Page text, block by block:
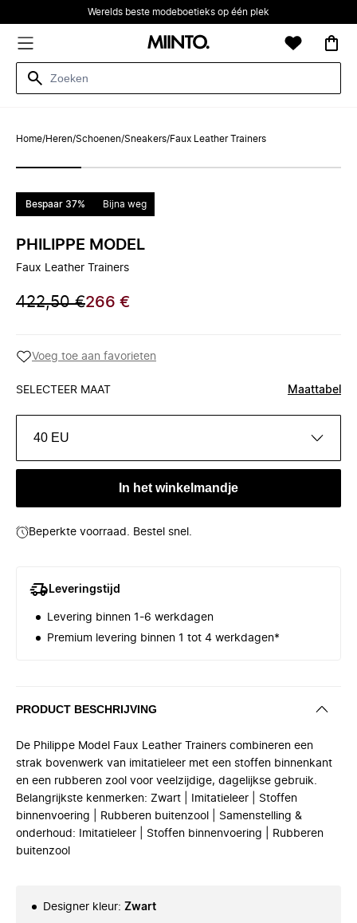
Werelds beste modeboetieks op één plek
Home/Heren/Schoenen/Sneakers/Faux Leather Trainers
Bespaar 37% Bijna weg
PHILIPPE MODEL
Faux Leather Trainers
422,50 €266 €
Voeg toe aan favorieten
SELECTEER MAAT Maattabel
40 EU
In het winkelmandje
Beperkte voorraad. Bestel snel.
Leveringstijd
Levering binnen 1-6 werkdagen
Premium levering binnen 1 tot 4 werkdagen*
PRODUCT BESCHRIJVING
De Philippe Model Faux Leather Trainers combineren een
strak bovenwerk van imitatieleer met een stoffen binnenkant
en een rubberen zool voor veelzijdige, dagelijkse gebruik.
Belangrijkste kenmerken: Zwart | Imitatieleer | Stoffen
binnenvoering | Rubberen buitenzool | Samenstelling &
onderhoud: Imitatieleer | Stoffen binnenvoering | Rubberen
buitenzool
Designer kleur: Zwart